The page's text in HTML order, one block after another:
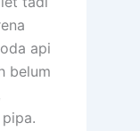
api
belum